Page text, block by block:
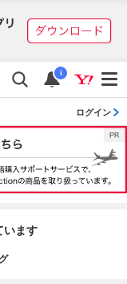
i
ログイン
います